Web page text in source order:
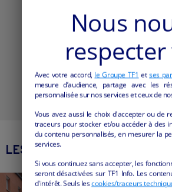
LES AUTRES ANNONCES
Nous
Avec votre accord, le Groupe TF1 etses
mesure d’audience, partage avec les
personnalisée sur nos services et ceux de
Vous avez aussi le choix d'accepter ou de
traceurs pour stocker et/ou accéder à des
du contenu personnalisés, en mesurer la
services.
Si vous continuez sans accepter, les
seront désactivées sur TF1 Info. Les
d'intérêt. Seuls lescookies/traceurs